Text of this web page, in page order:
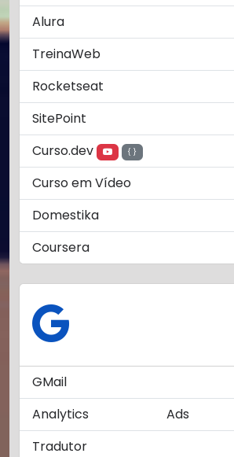
Alura
TreinaWeb
Rocketseat
SitePoint
Curso.dev
Curso em Vídeo
Domestika
Coursera
GMail
Analytics
Ads
Tradutor